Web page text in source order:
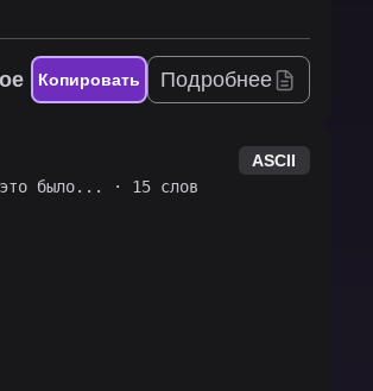
Копировать Подробнее
было... · 15 слов
ASCII